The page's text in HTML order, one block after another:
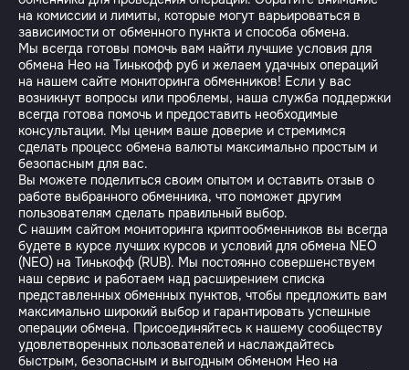
на комиссии и лимиты, которые могут варьироваться в
зависимости от обменного пункта и способа обмена.
Мы всегда готовы помочь вам найти лучшие условия для
обмена Нео на Тинькофф руб и желаем удачных операций
на нашем сайте мониторинга обменников! Если у вас
возникнут вопросы или проблемы, наша служба поддержки
всегда готова помочь и предоставить необходимые
консультации. Мы ценим ваше доверие и стремимся
сделать процесс обмена валюты максимально простым и
безопасным для вас.
Вы можете поделиться своим опытом и оставить отзыв о
работе выбранного обменника, что поможет другим
пользователям сделать правильный выбор.
С нашим сайтом мониторинга криптообменников вы всегда
будете в курсе лучших курсов и условий для обмена NEO
(NEO) на Тинькофф (RUB). Мы постоянно совершенствуем
наш сервис и работаем над расширением списка
представленных обменных пунктов, чтобы предложить вам
максимально широкий выбор и гарантировать успешные
операции обмена. Присоединяйтесь к нашему сообществу
удовлетворенных пользователей и наслаждайтесь
быстрым, безопасным и выгодным обменом Нео на